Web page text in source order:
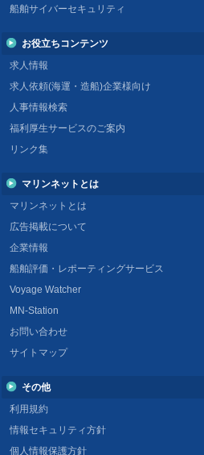
船舶サイバーセキュリティ
お役立ちコンテンツ
求人情報
求人依頼(海運・造船)企業様向け
人事情報検索
福利厚生サービスのご案内
リンク集
マリンネットとは
マリンネットとは
広告掲載について
企業情報
船舶評価・レポーティングサービス
Voyage Watcher
MN-Station
お問い合わせ
サイトマップ
その他
利用規約
情報セキュリティ方針
個人情報保護方針